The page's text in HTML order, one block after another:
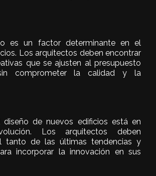
es un factor determinante en el
Los arquitectos deben encontrar
que se ajusten al presupuesto
comprometer la calidad y la
diseño de nuevos edificios está en
Los arquitectos deben
tanto de las últimas tendencias y
incorporar la innovación en sus